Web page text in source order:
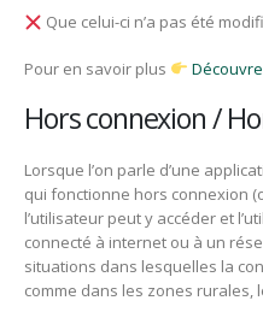
Que celui-ci n’a pas été
Pour en savoir plus
Hors connexion /
Lorsque l’on parle d’une
qui fonctionne hors connexion
l’utilisateur peut y accéder et
connecté à internet ou à un
situations dans lesquelles la
comme dans les zones rurales,